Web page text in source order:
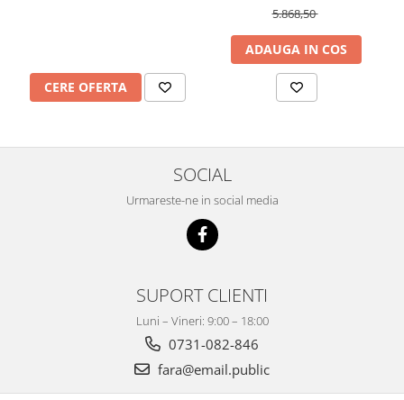
CERE OFERTA
5.868,50
ADAUGA IN COS
SOCIAL
Urmareste-ne in social media
SUPORT CLIENTI
Luni – Vineri: 9:00 – 18:00
0731-082-846
fara@email.public